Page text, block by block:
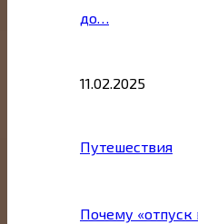
до…
11.02.2025
Путешествия
Почему «отпуск